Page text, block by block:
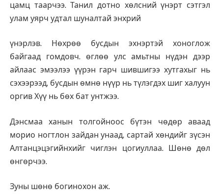
цамц таарчээ. Танил дотно хөлсний үнэрт сэтгэл
улам уярч удтал шуналтай энхрий
үнэрлэв. Нөхрөө бусдын эхнэртэй хоноглож
байгаад гомдовч. өглөө улс амьтны нүдэн дээр
айлаас эмээлээ үүрэн гарч шившигээ хутгахыг нь
сэхээрээд, бусдын өмнө нүүр нь түлэгдэх шиг халуун
оргив Хүү нь бөх бат унтжээ.
Дэнсмаа ханын толгойноос бүтэн чөдөр аваад
морио ногтлон зайдан унаад, сартай хөндийг зүсэн
Алтанцэцэгийнхийг чиглэн цогиуллаа. Шөнө дөл
өнгөрчээ.
Зуны шөнө богинохон аж.